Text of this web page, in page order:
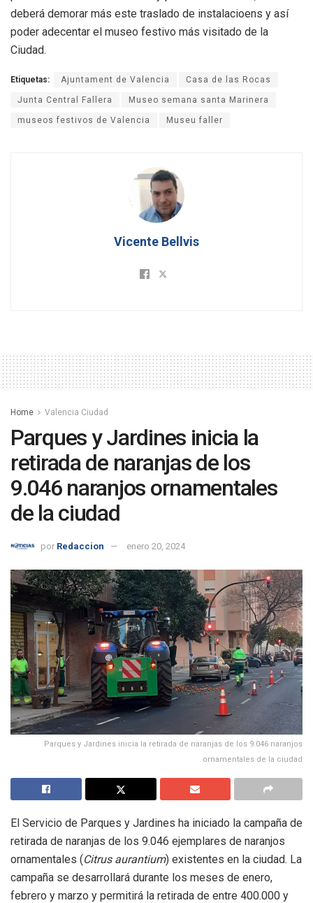
deberá demorar más este traslado de instalacioens y así
poder adecentar el museo festivo más visitado de la
Ciudad.
Etiquetas: Ajuntament de Valencia Casa de las Rocas
Junta Central Fallera Museo semana santa Marinera
museos festivos de Valencia Museu faller
Vicente Bellvis
Home Valencia Ciudad
Parques y Jardines inicia la
retirada de naranjas de los
9.046 naranjos ornamentales
de la ciudad
por Redaccion enero 20, 2024
Parques y Jardines inicia la retirada de naranjas de los 9.046 naranjos
ornamentales de la ciudad
El Servicio de Parques y Jardines ha iniciado la campaña de
retirada de naranjas de los 9.046 ejemplares de naranjos
ornamentales (Citrus aurantium) existentes en la ciudad. La
campaña se desarrollará durante los meses de enero,
febrero y marzo y permitirá la retirada de entre 400.000 y